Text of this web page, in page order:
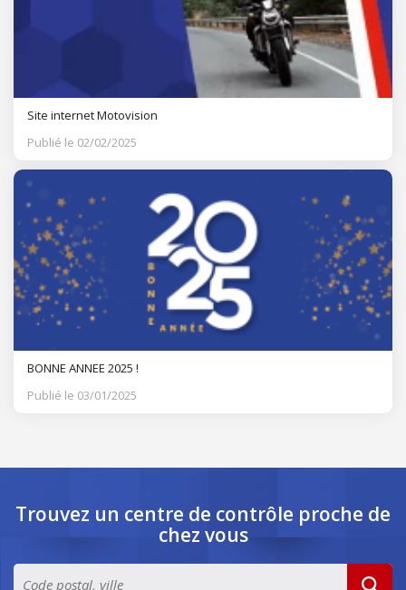
Site internet Motovision
Publié le 02/02/2025
BONNE ANNEE 2025 !
Publié le 03/01/2025
Trouvez un centre de contrôle proche de
chez vous